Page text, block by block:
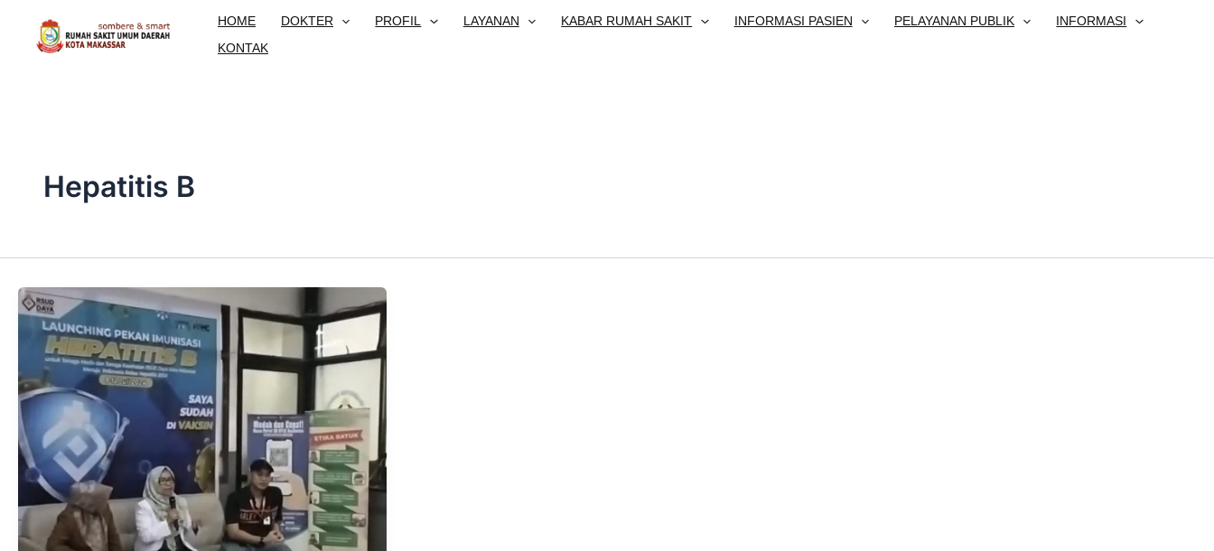
konten
HOME DOKTER PROFIL LAYANAN KABAR RUMAH SAKIT INFORMASI PASIEN PELAYANAN PUBLIK
INFORMASI
KONTAK
Hepatitis B